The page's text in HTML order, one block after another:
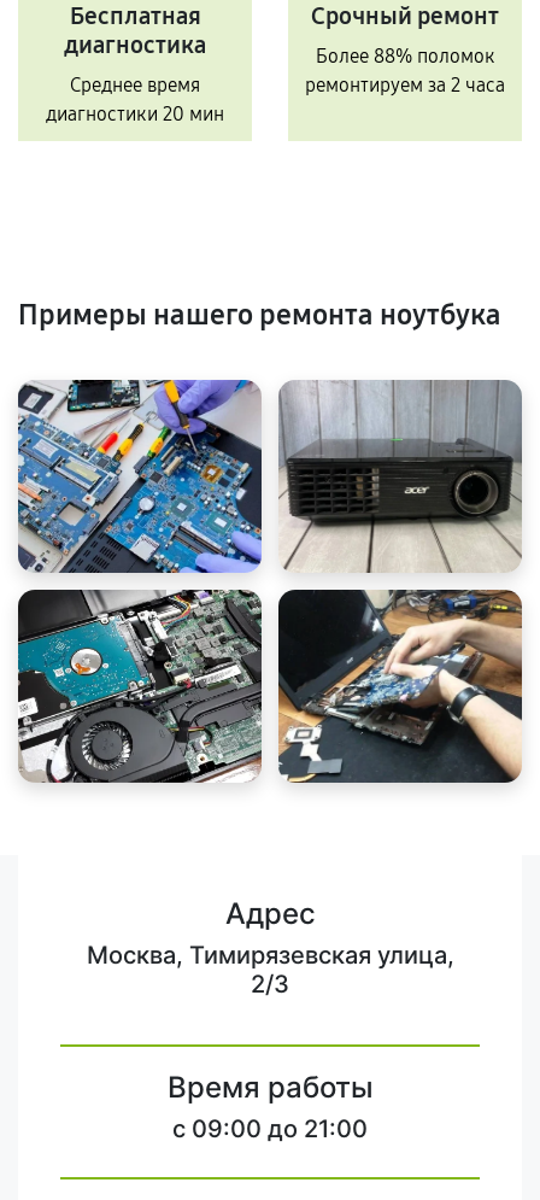
Бесплатная
диагностика
Среднее время
диагностики 20 мин
Срочный ремонт
Более 88% поломок
ремонтируем за 2 часа
Примеры нашего ремонта ноутбука
Адрес
Москва, Тимирязевская улица,
2/3
Время работы
c 09:00 до 21:00